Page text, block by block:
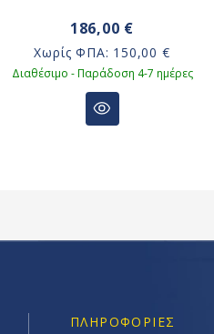
186,00 €
Χωρίς ΦΠΑ: 150,00 €
Διαθέσιμο - Παράδοση 4-7 ημέρες
ΠΛΗΡΟΦΟΡΊΕΣ